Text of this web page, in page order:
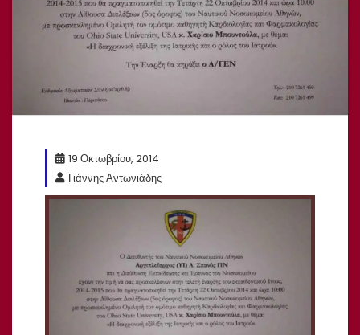
19 Οκτωβρίου, 2014
Γιάννης Αντωνιάδης